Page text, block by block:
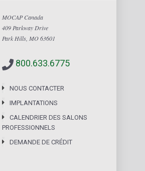
MOCAP Canada
409 Parkway Drive
Park Hills, MO 63601
800.633.6775
NOUS CONTACTER
IMPLANTATIONS
CALENDRIER DES SALONS
PROFESSIONNELS
DEMANDE DE CRÉDIT